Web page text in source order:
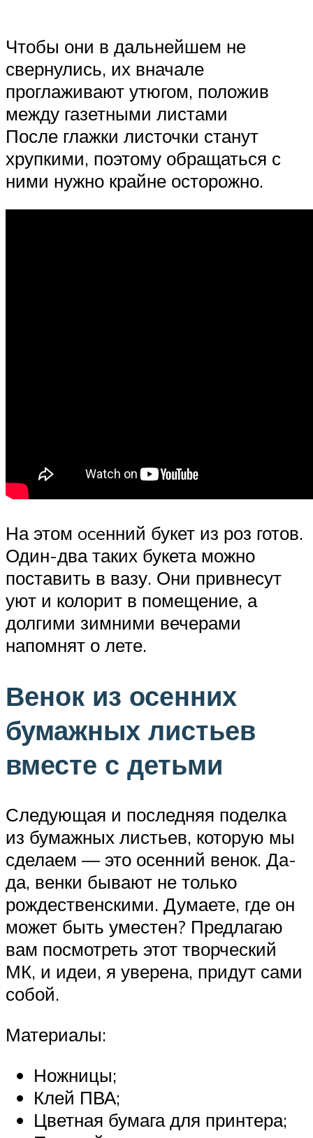
Чтобы они в дальнейшем не
свернулись, их вначале
проглаживают утюгом, положив
между газетными листами
После глажки листочки станут
хрупкими, поэтому обращаться с
ними нужно крайне осторожно.
На этом oceнний букет из роз готов.
Один-два таких букета можно
поставить в вазу. Они привнесут
уют и колорит в помещение, а
долгими зимними вечерами
напомнят о лете.
Венок из осенних
бумажных листьев
вместе с детьми
Следующая и последняя поделка
из бумажных листьев, которую мы
сделаем — это осенний венок. Да-
да, венки бывают не только
рождественскими. Думаете, где он
может быть уместен? Предлагаю
вам посмотреть этот творческий
МК, и идеи, я уверена, придут сами
собой.
Материалы:
Ножницы;
Клей ПВА;
Цветная бумага для принтера;